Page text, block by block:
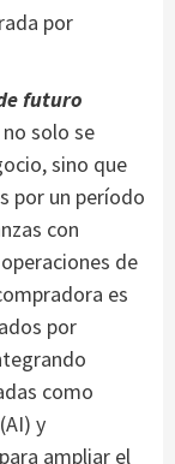
por
futuro
solo se
sino que
por un período
con
de
es
por
como
y
ampliar el